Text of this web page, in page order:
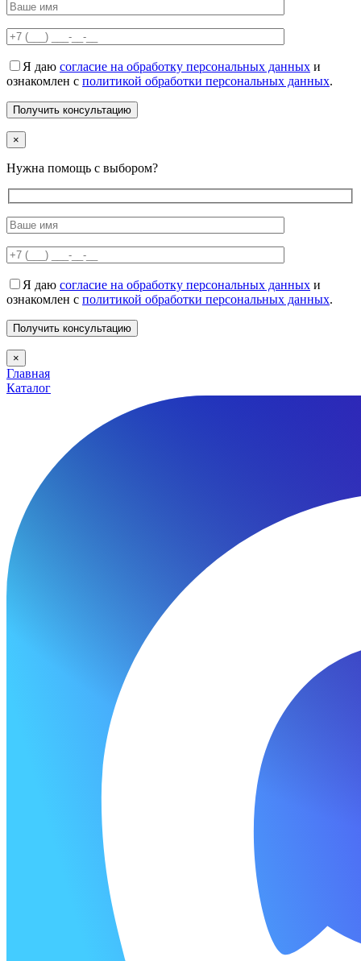
Я даю согласие на обработку персональных данных и
ознакомлен с политикой обработки персональных данных.
×
Нужна помощь с выбором?
Я даю согласие на обработку персональных данных и
ознакомлен с политикой обработки персональных данных.
×
Главная
Каталог